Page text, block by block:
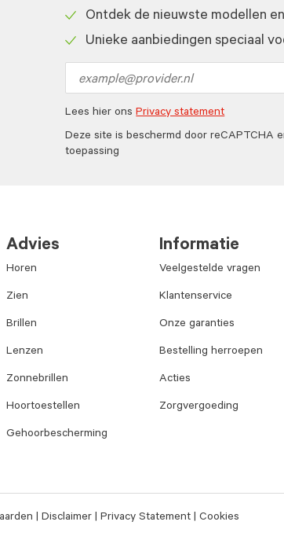
icon
icon
Ontdek de nieuwste modellen
Unieke aanbiedingen speciaal
address
Lees hier onsPrivacy statement
Deze site is beschermd door reCAPTCHA
toepassing
Advies
Horen
Zien
Brillen
Lenzen
Zonnebrillen
Hoortoestellen
Gehoorbescherming
Informatie
Veelgestelde vragen
Klantenservice
Onze garanties
Bestelling herroepen
Acties
Zorgvergoeding
Disclaimer Privacy Statement Cookies